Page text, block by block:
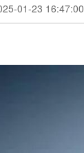
01-23 16:47:00